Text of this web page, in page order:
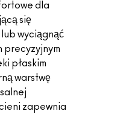
dla
się
wyciągnąć
precyzyjnym
płaskim
warstwę
zapewnia